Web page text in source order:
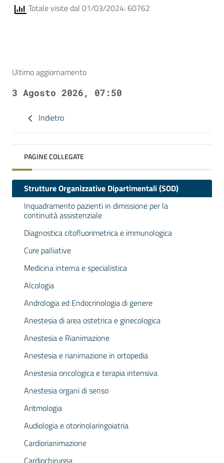
Indietro
PAGINE COLLEGATE
Strutture Organizzative Dipartimentali (SOD)
Inquadramento pazienti in dimissione per la
continuità assistenziale
Diagnostica citofluorimetrica e immunologica
Cure palliative
Medicina interna e specialistica
Alcologia
Andrologia ed Endocrinologia di genere
Anestesia di area ostetrica e ginecologica
Anestesia e Rianimazione
Anestesia e rianimazione in ortopedia
Anestesia oncologica e terapia intensiva
Anestesia organi di senso
Aritmologia
Audiologia e otorinolaringoiatria
Cardiorianimazione
Cardiochirurgia
Totale visite dal 01/03/2024: 60762
Ultimo aggiornamento
3 Agosto 2026, 07:50